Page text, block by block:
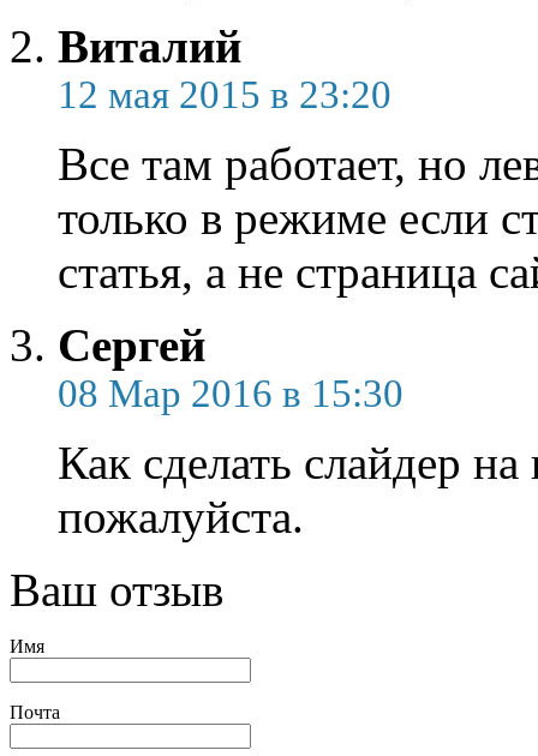
Виталий
12 мая 2015 в 23:20
Все там работает, но
только в режиме если
статья, а не страница
Сергей
08 Мар 2016 в 15:30
Как сделать слайдер
пожалуйста.
Ваш отзыв
Имя
Почта